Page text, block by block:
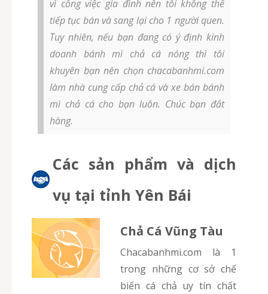
vì công việc gia đình nên tôi không thể
tiếp tục bán và sang lại cho 1 người quen.
Tuy nhiên, nếu bạn đang có ý định kinh
doanh bánh mì chả cá nóng thì tôi
khuyên bạn nên chọn chacabanhmi.com
làm nhà cung cấp chả cá và xe bán bánh
mì chả cá cho bạn luôn. Chúc bạn đắt
hàng.
Các sản phẩm và dịch
vụ tại tỉnh Yên Bái
Chả Cá Vũng Tàu
chacabanhmi.com là 1
trong những cơ sở chế
biến cá chả uy tín chất